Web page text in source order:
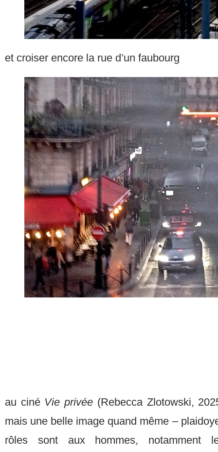
et croiser encore la rue d’un faubourg
au ciné Vie privée (Rebecca Zlotowski,
mais une belle image quand même –
rôles sont aux hommes,